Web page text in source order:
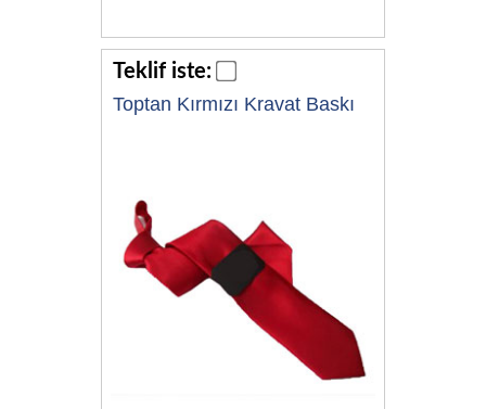
Teklif iste:
Toptan Kırmızı Kravat Baskı